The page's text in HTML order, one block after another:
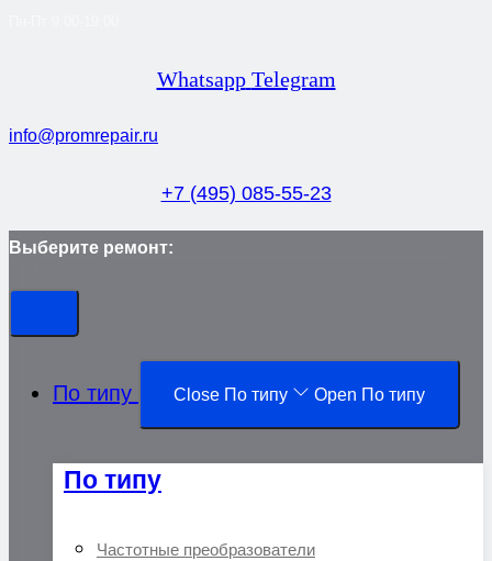
Whatsapp Telegram
info@promrepair.ru
+7 (495) 085-55-23
Выберите ремонт:
По типу Close По типу Open По типу
По типу
Частотные преобразователи